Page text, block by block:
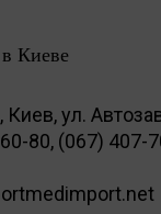
Киеве
Киев, ул.
80, (067) 407-